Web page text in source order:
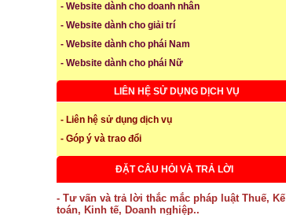
- Website dành cho doanh nhân
- Website dành cho giải trí
- Website dành cho phái Nam
- Website dành cho phái Nữ
LIÊN HỆ SỬ DỤNG DỊCH VỤ
- Liên hệ sử dụng dịch vụ
- Góp ý và trao đổi
ĐẶT CÂU HỎI VÀ TRẢ LỜI
- Tư vấn và trả lời thắc mắc pháp luật Thuế, Kế
toán, Kinh tế, Doanh nghiệp..